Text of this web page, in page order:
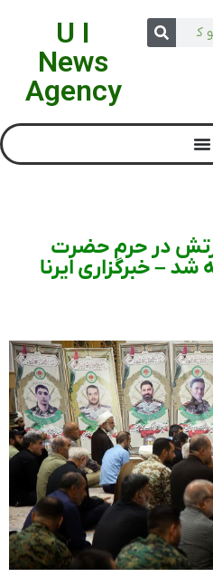
U I
News
Agency
ارتش در حرم حضرت
– خبرگزاری ایرنا